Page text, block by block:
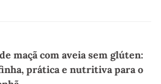
maçã com aveia sem glúten:
prática e nutritiva para o